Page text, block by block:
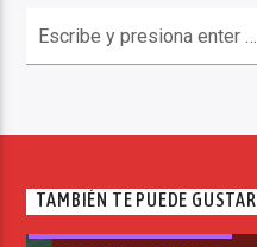
TAMBIÉN TE PUEDE GUSTAR